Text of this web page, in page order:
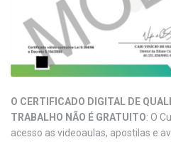
O CERTIFICADO DIGITAL DE
TRABALHO NÃO É GRATUITO: O
acesso as videoaulas, apostilas e